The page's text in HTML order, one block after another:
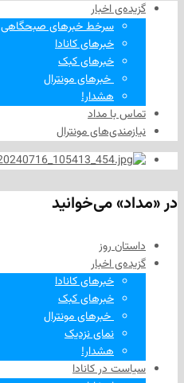
گزیده‌ی‌ اخبار
سرخط خبرهای صبحگاهی
خبرهای کانادا
خبرهای کبک
‌ خبرهای مونترال
هشدار!
تماس با مداد
نیازمندی‌های مونترال
در «مداد» می‌خوانید
داستان روز
گزیده‌ی‌ اخبار
خبرهای کانادا
خبرهای کبک
‌ خبرهای مونترال
نمای نزدیک
هشدار!
سیاست در کانادا